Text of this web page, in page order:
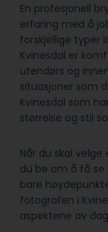
En profesjonell
erfaring med å
forskjellige typer
Kvinesdal er
utendørs og
situasjoner som
Kvinesdal som
størrelse og stil
Når du skal
du be om å få se
bare
fotografen i
aspektene av